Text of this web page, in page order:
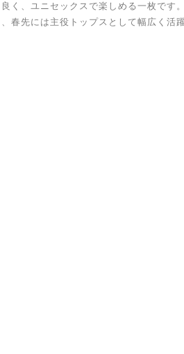
く、ユニセックスで楽しめる一枚です。
春先には主役トップスとして幅広く活